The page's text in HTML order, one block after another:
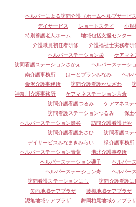
ヘルパーによる訪問介護（ホームヘルプサービス
デイサービス
ショートステイ
小規
特別養護老人ホーム
地域包括支援センター
介護職員初任者研修
介護福祉士実務者研
ヘルパーステーション栄
ケアマネ
訪問看護ステーションさかえ
ヘルパーステーシ
南介護事務所
はーとプランみなみ
ヘル
金沢介護事務所
訪問介護看護かなざわ
神奈川介護事務所
ケアマネステーション片倉
訪問介護看護つるみ
ケアマネステ
訪問看護ステーションつるみ
保土
ヘルパーステーション瀬谷
訪問介護看護せや
訪問介護看護あさひ
訪問看護ステ
デイサービスみなまきみらい
緑介護事務所
ヘルパーステーション青葉
港北介護事務所
ヘルパーステーション磯子
ヘルパー
ヘルパーステーション寿
ヘルパー
訪問看護ステーションにし
訪問介護看護に
矢向地域ケアプラザ
藤棚地域ケアプラザ
泥亀地域ケアプラザ
舞岡柏尾地域ケアプラ